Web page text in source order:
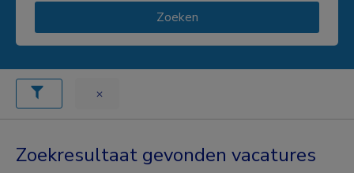
Zoeken
Zoekresultaat gevonden vacatures